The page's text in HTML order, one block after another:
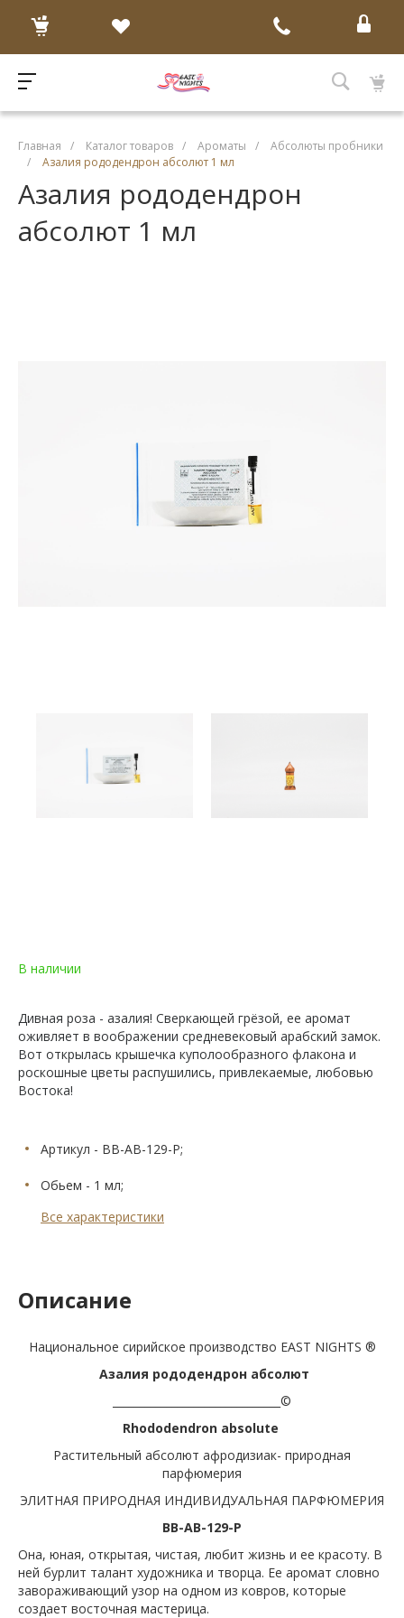
Главная / Каталог товаров / Ароматы /
Абсолюты пробники
/
Азалия рододендрон абсолют 1 мл
Азалия рододендрон
абсолют 1 мл
В наличии
Дивная роза - азалия! Сверкающей грёзой, ее аромат
оживляет в воображении средневековый арабский замок.
Вот открылась крышечка куполообразного флакона и
роскошные цветы распушились, привлекаемые, любовью
Востока!
Артикул - BB-AB-129-Р;
Обьем - 1 мл;
Все характеристики
Описание
Национальное сирийское производство EAST NIGHTS ®
Азалия рододендрон абсолют
_______________________________©
Rhododendron absolute
Растительный абсолют афродизиак- природная
парфюмерия
ЭЛИТНАЯ ПРИРОДНАЯ ИНДИВИДУАЛЬНАЯ ПАРФЮМЕРИЯ
BB-AB-129-P
Она, юная, открытая, чистая, любит жизнь и ее красоту. В
ней бурлит талант художника и творца. Ее аромат словно
завораживающий узор на одном из ковров, которые
создает восточная мастерица.